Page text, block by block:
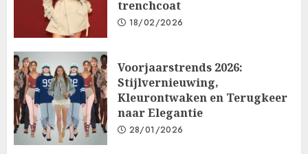
trenchcoat
18/02/2026
Voorjaarstrends 2026:
Stijlvernieuwing,
Kleurontwaken en Terugkeer
naar Elegantie
28/01/2026